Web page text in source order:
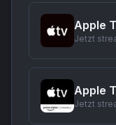
Apple
Jetzt
Apple
Jetzt